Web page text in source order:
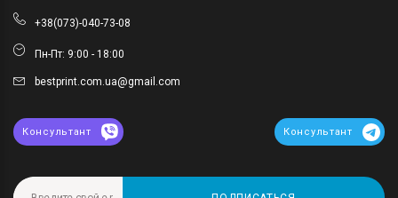
+38(073)-040-73-08
Пн-Пт: 9:00 - 18:00
bestprint.com.ua@gmail.com
Консультант Консультант